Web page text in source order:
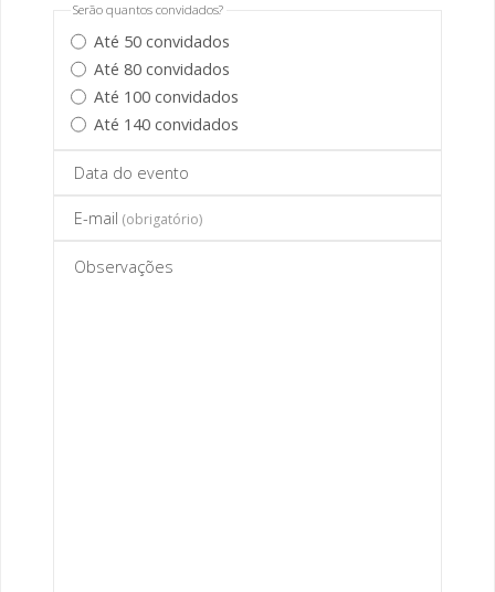
Serão quantos convidados?
Até 50 convidados
Até 80 convidados
Até 100 convidados
Até 140 convidados
Data do evento
E-mail (obrigatório)
Observações